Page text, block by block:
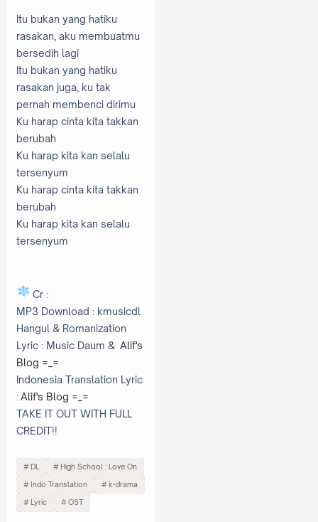
Itu bukan yang hatiku
rasakan, aku membuatmu
bersedih lagi
Itu bukan yang hatiku
rasakan juga, ku tak
pernah membenci dirimu
Ku harap cinta kita takkan
berubah
Ku harap kita kan selalu
tersenyum
Ku harap cinta kita takkan
berubah
Ku harap kita kan selalu
tersenyum
Cr :
MP3 Download : kmusicdl
Hangul & Romanization
Lyric : Music Daum & Alif's
Blog =_=
Indonesia Translation Lyric
:Alif's Blog =_=
TAKE IT OUT WITH FULL
CREDIT!!
DL High School : Love On
Indo Translation k-drama
Lyric OST